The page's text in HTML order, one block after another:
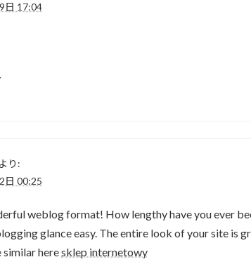
日 17:04
り:
日 00:25
weblog format! How lengthy have you ever
glance easy. The entire look of your site is
similar heresklep internetowy